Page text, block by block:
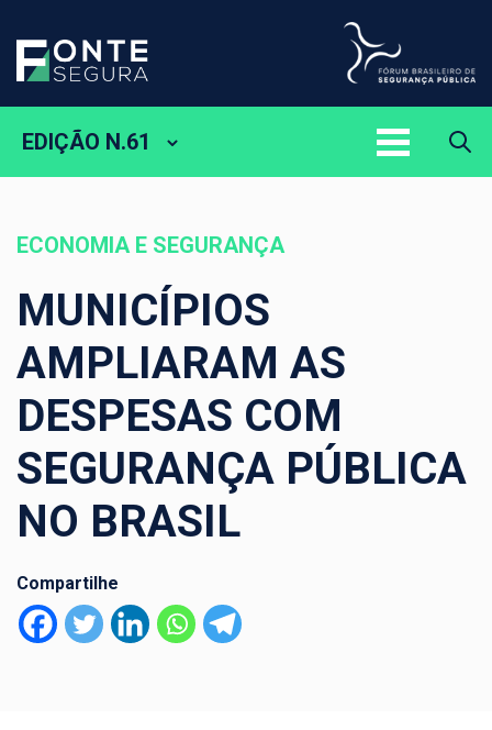
EDIÇÃO N.61
ECONOMIA E SEGURANÇA
MUNICÍPIOS
AMPLIARAM AS
DESPESAS COM
SEGURANÇA PÚBLICA
NO BRASIL
Compartilhe